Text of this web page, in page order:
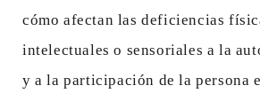
cómo afectan las deficiencias
intelectuales o sensoriales a la
y a la participación de la persona